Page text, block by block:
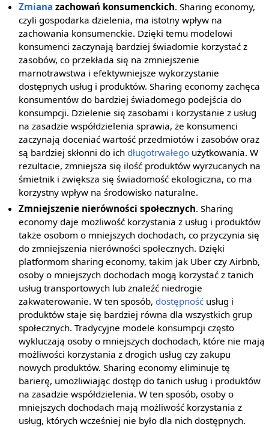
Zmiana zachowań konsumenckich. Sharing economy,
czyli gospodarka dzielenia, ma istotny wpływ na
zachowania konsumenckie. Dzięki temu modelowi
konsumenci zaczynają bardziej świadomie korzystać z
zasobów, co przekłada się na zmniejszenie
marnotrawstwa i efektywniejsze wykorzystanie
dostępnych usług i produktów. Sharing economy zachęca
konsumentów do bardziej świadomego podejścia do
konsumpcji. Dzielenie się zasobami i korzystanie z usług
na zasadzie współdzielenia sprawia, że konsumenci
zaczynają doceniać wartość przedmiotów i zasobów oraz
są bardziej skłonni do ich długotrwałego użytkowania. W
rezultacie, zmniejsza się ilość produktów wyrzucanych na
śmietnik i zwiększa się świadomość ekologiczna, co ma
korzystny wpływ na środowisko naturalne.
Zmniejszenie nierówności społecznych. Sharing
economy daje możliwość korzystania z usług i produktów
także osobom o mniejszych dochodach, co przyczynia się
do zmniejszenia nierówności społecznych. Dzięki
platformom sharing economy, takim jak Uber czy Airbnb,
osoby o mniejszych dochodach mogą korzystać z tanich
usług transportowych lub znaleźć niedrogie
zakwaterowanie. W ten sposób, dostępność usług i
produktów staje się bardziej równa dla wszystkich grup
społecznych. Tradycyjne modele konsumpcji często
wykluczają osoby o mniejszych dochodach, które nie mają
możliwości korzystania z drogich usług czy zakupu
nowych produktów. Sharing economy eliminuje tę
barierę, umożliwiając dostęp do tanich usług i produktów
na zasadzie współdzielenia. W ten sposób, osoby o
mniejszych dochodach mają możliwość korzystania z
usług, których wcześniej nie było dla nich dostępnych.